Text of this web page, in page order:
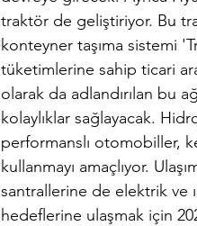
traktör de geliştiriyor. Bu
konteyner taşıma sistemi
tüketimlerine sahip ticari
olarak da adlandırılan bu
kolaylıklar sağlayacak.
performanslı otomobiller,
kullanmayı amaçlıyor.
santrallerine de elektrik ve
hedeflerine ulaşmak için